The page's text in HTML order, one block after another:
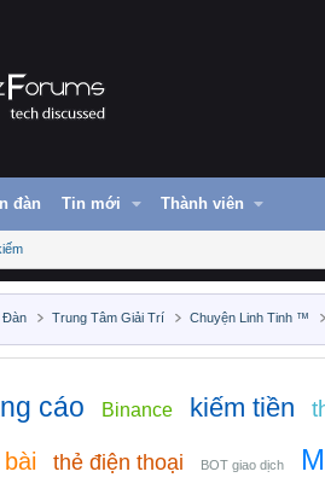
đàn Tin mới Thành viên
Đàn Trung Tâm Giải Trí Chuyện Linh Tinh ™
cáo Binance kiếm tiền
thẻ điện thoại BOT giao dịch